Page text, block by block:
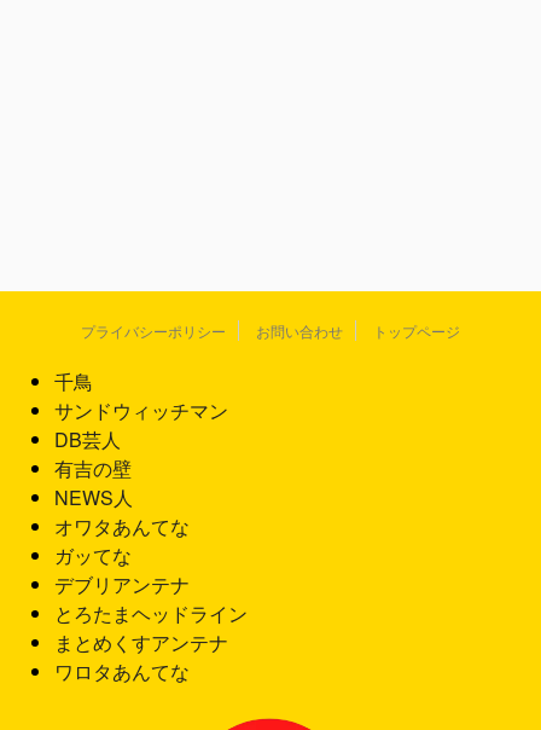
プライバシーポリシー お問い合わせ トップページ
千鳥
サンドウィッチマン
DB芸人
有吉の壁
NEWS人
オワタあんてな
ガッてな
デブリアンテナ
とろたまヘッドライン
まとめくすアンテナ
ワロタあんてな